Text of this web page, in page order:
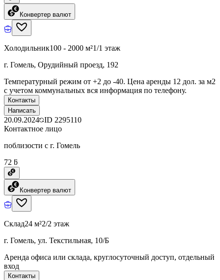
Конвертер валют
Холодильник100 - 2000 м²1/1 этаж
г. Гомель, Орудийный проезд, 192
Температурный режим от +2 до -40. Цена аренды 12 дол. за м2
с учетом коммунальных вся информация по телефону.
Контакты
Написать
20.09.2024 ID 2295110
Контактное лицо
поблизости с г. Гомель
72 ƃ
Конвертер валют
Склад24 м²2/2 этаж
г. Гомель, ул. Текстильная, 10/Б
Аренда офиса или склада, круглосуточный доступ, отдельный
вход
Контакты